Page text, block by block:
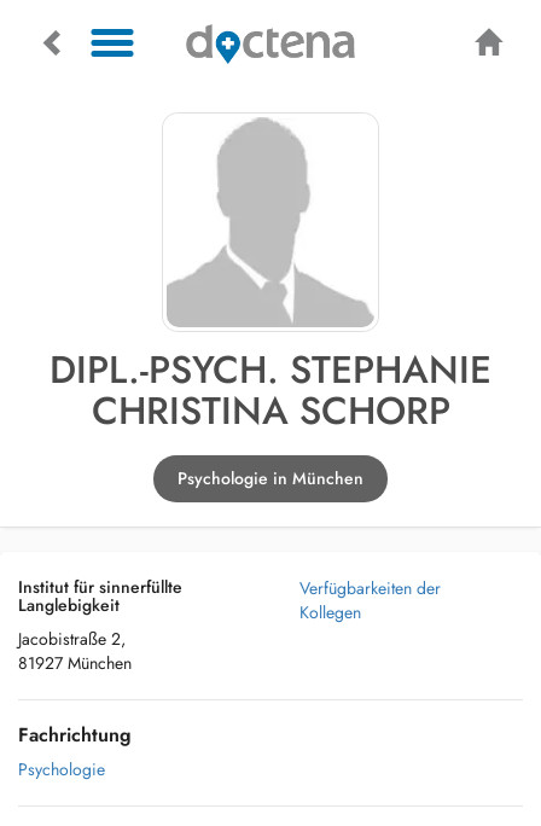
DIPL.-PSYCH. STEPHANIE
CHRISTINA SCHORP
Psychologie in München
Institut für sinnerfüllte
Langlebigkeit
Jacobistraße 2,
81927 München
Verfügbarkeiten der
Kollegen
Fachrichtung
Psychologie